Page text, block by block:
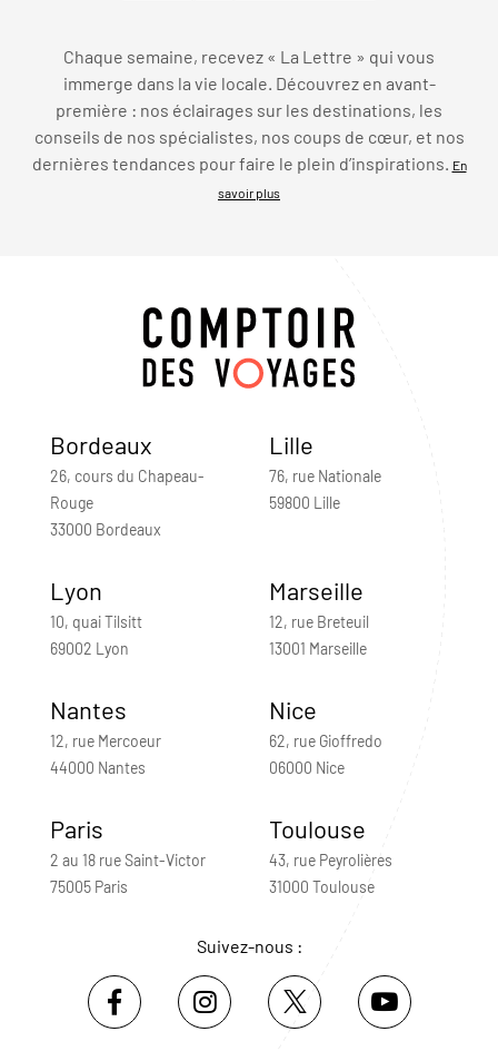
Chaque semaine, recevez « La Lettre » qui vous
immerge dans la vie locale. Découvrez en avant-
première : nos éclairages sur les destinations, les
conseils de nos spécialistes, nos coups de cœur, et nos
dernières tendances pour faire le plein d’inspirations. En
savoir plus
Bordeaux
26, cours du Chapeau-
Rouge
33000 Bordeaux
Lille
76, rue Nationale
59800 Lille
Lyon
10, quai Tilsitt
69002 Lyon
Marseille
12, rue Breteuil
13001 Marseille
Nantes
12, rue Mercoeur
44000 Nantes
Nice
62, rue Gioffredo
06000 Nice
Paris
2 au 18 rue Saint-Victor
75005 Paris
Toulouse
43, rue Peyrolières
31000 Toulouse
Suivez-nous :